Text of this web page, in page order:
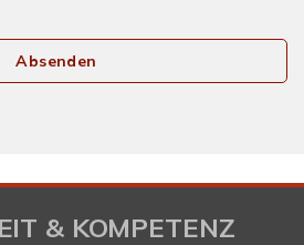
Absenden
& KOMPETENZ